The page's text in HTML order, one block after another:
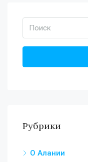
Рубрики
О Алании